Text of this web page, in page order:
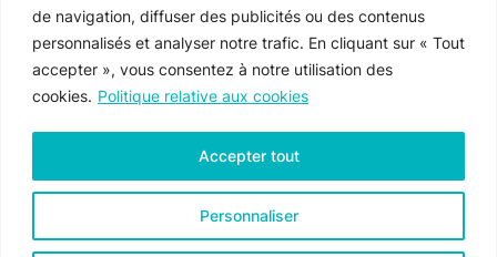
de navigation, diffuser des publicités ou des contenus
personnalisés et analyser notre trafic. En cliquant sur « Tout
accepter », vous consentez à notre utilisation des
cookies. Politique relative aux cookies
Personnaliser
Accepter tout